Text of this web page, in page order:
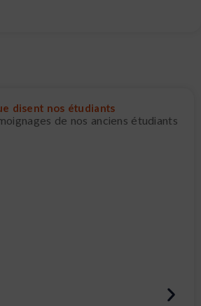
disent nos étudiants
de nos anciens étudiants